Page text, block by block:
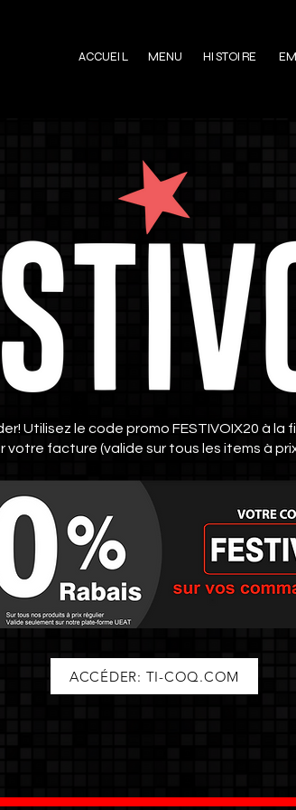
ACCUEIL MENU HISTOIRE
Utilisez le code promo FESTIVOIX20 à
votre facture (valide sur tous les items à prix
ACCÉDER: TI-COQ.COM